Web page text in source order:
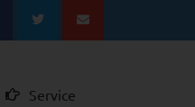
Service